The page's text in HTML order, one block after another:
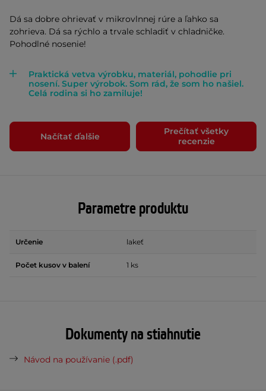
Dá sa dobre ohrievať v mikrovlnnej rúre a ľahko sa
zohrieva. Dá sa rýchlo a trvale schladiť v chladničke.
Pohodlné nosenie!
Praktická vetva výrobku, materiál, pohodlie pri
nosení. Super výrobok. Som rád, že som ho našiel.
Celá rodina si ho zamiluje!
Načítať ďalšie
Prečítať všetky
recenzie
Parametre produktu
Určenie lakeť
Počet kusov v balení 1 ks
Dokumenty na stiahnutie
Návod na používanie (.pdf)